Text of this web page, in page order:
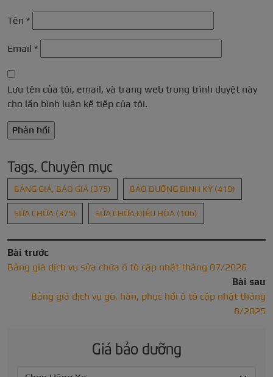
Tên *
Email *
Lưu tên của tôi, email, và trang web trong trình duyệt này
cho lần bình luận kế tiếp của tôi.
Tags, Chuyên mục
BẢNG GIÁ, BÁO GIÁ (375) BẢO DƯỠNG ĐỊNH KỲ (419)
SỬA CHỮA (375) SỬA CHỮA ĐIỀU HÒA (106)
Bài trước
Bảng giá dịch vụ sửa chữa ô tô cập nhật tháng 07/2026
Bài sau
Bảng giá dịch vụ gò, hàn, phục hồi ô tô cập nhật tháng
8/2025
Giá bảo dưỡng